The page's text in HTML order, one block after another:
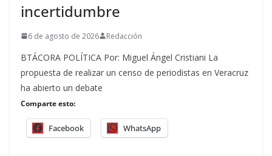
incertidumbre
6 de agosto de 2026 Redacción
BTÁCORA POLÍTICA Por: Miguel Ángel Cristiani La
propuesta de realizar un censo de periodistas en Veracruz
ha abierto un debate
Comparte esto:
Facebook WhatsApp